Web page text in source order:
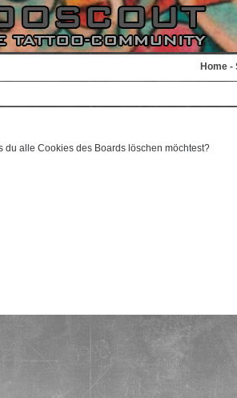
Home -
du alle Cookies des Boards löschen möchtest?